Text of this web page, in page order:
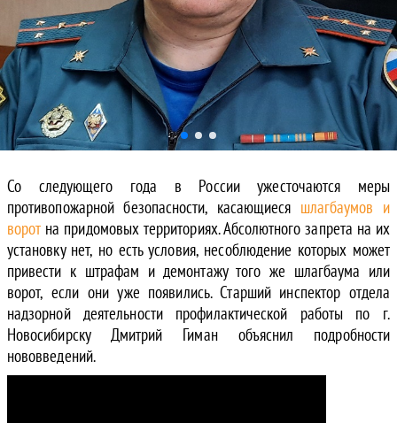
Со следующего года в России ужесточаются меры
противопожарной безопасности, касающиеся шлагбаумов и
ворот на придомовых территориях. Абсолютного запрета на их
установку нет, но есть условия, несоблюдение которых может
привести к штрафам и демонтажу того же шлагбаума или
ворот, если они уже появились. Старший инспектор отдела
надзорной деятельности профилактической работы по г.
Новосибирску Дмитрий Гиман объяснил подробности
нововведений.